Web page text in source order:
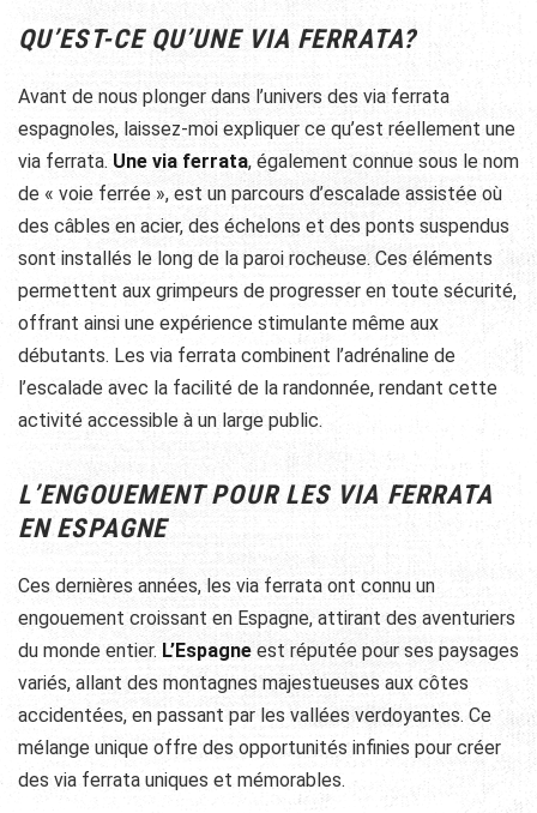
QU’EST-CE QU’UNE VIA FERRATA?
Avant de nous plonger dans l’univers des via ferrata
espagnoles, laissez-moi expliquer ce qu’est réellement une
via ferrata. Une via ferrata, également connue sous le nom
de « voie ferrée », est un parcours d’escalade assistée où
des câbles en acier, des échelons et des ponts suspendus
sont installés le long de la paroi rocheuse. Ces éléments
permettent aux grimpeurs de progresser en toute sécurité,
offrant ainsi une expérience stimulante même aux
débutants. Les via ferrata combinent l’adrénaline de
l’escalade avec la facilité de la randonnée, rendant cette
activité accessible à un large public.
L’ENGOUEMENT POUR LES VIA FERRATA
EN ESPAGNE
Ces dernières années, les via ferrata ont connu un
engouement croissant en Espagne, attirant des aventuriers
du monde entier. L’Espagneest réputée pour ses paysages
variés, allant des montagnes majestueuses aux côtes
accidentées, en passant par les vallées verdoyantes. Ce
mélange unique offre des opportunités infinies pour créer
des via ferrata uniques et mémorables.